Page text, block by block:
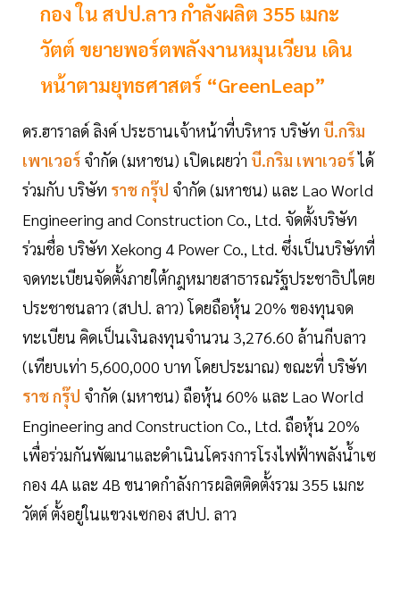
กอง ใน สปป.ลาว กำลังผลิต 355 เมกะ
วัตต์ ขยายพอร์ตพลังงานหมุนเวียน เดิน
หน้าตามยุทธศาสตร์ “GreenLeap”
ดร.ฮาราลด์ ลิงค์ ประธานเจ้าหน้าที่บริหาร บริษัท บี.กริม
เพาเวอร์ จำกัด (มหาชน) เปิดเผยว่า บี.กริม เพาเวอร์ได้
ร่วมกับ บริษัท ราช กรุ๊ป จำกัด (มหาชน) และ Lao World
Engineering and Construction Co., Ltd. จัดตั้งบริษัท
ร่วมชื่อ บริษัท Xekong 4 Power Co., Ltd. ซึ่งเป็นบริษัทที่
จดทะเบียนจัดตั้งภายใต้กฎหมายสาธารณรัฐประชาธิปไตย
ประชาชนลาว (สปป. ลาว) โดยถือหุ้น 20% ของทุนจด
ทะเบียน คิดเป็นเงินลงทุนจำนวน 3,276.60 ล้านกีบลาว
(เทียบเท่า 5,600,000 บาท โดยประมาณ) ขณะที่ บริษัท
ราช กรุ๊ป จำกัด (มหาชน) ถือหุ้น 60% และ Lao World
Engineering and Construction Co., Ltd. ถือหุ้น 20%
เพื่อร่วมกันพัฒนาและดำเนินโครงการโรงไฟฟ้าพลังน้ำเซ
กอง 4A และ 4B ขนาดกำลังการผลิตติดตั้งรวม 355 เมกะ
วัตต์ ตั้งอยู่ในแขวงเซกอง สปป. ลาว